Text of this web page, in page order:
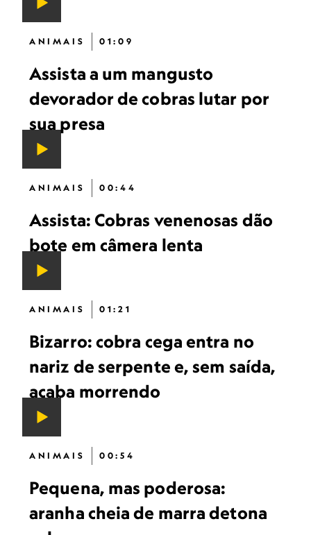
ANIMAIS 01:09
Assista a um mangusto
devorador de cobras lutar por
sua presa
ANIMAIS 00:44
Assista: Cobras venenosas dão
bote em câmera lenta
ANIMAIS 01:21
Bizarro: cobra cega entra no
nariz de serpente e, sem saída,
acaba morrendo
ANIMAIS 00:54
Pequena, mas poderosa:
aranha cheia de marra detona